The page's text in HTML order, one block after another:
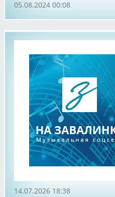
05.08.2024 00:08
14.07.2026 18:38